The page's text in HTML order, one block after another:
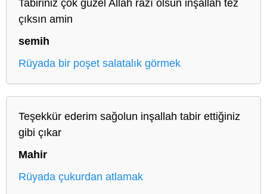
Tabiriniz çok güzel Allah razı olsun inşallah tez
çıksın amin
semih
Rüyada bir poşet salatalık görmek
Teşekkür ederim sağolun inşallah tabir ettiğiniz
gibi çıkar
Mahir
Rüyada çukurdan atlamak